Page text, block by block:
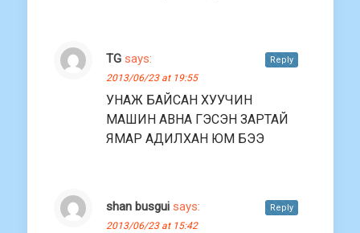
TG says:
2013/06/23 at 19:55
УНАЖ БАЙСАН ХУУЧИН
МАШИН АВНА ГЭСЭН ЗАРТАЙ
ЯМАР АДИЛХАН ЮМ БЭЭ
Reply
shan busgui says:
2013/06/23 at 15:42
Reply